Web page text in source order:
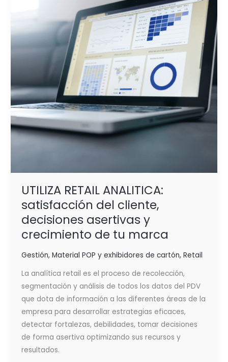
UTILIZA RETAIL ANALITICA:
satisfacción del cliente,
decisiones asertivas y
crecimiento de tu marca
Gestión, Material POP y exhibidores de cartón, Retail
La analítica retail es el proceso de recolección,
segmentación y análisis de todos los datos del PDV
que dota de información a las diferentes áreas de la
empresa para desarrollar estrategias eficaces,
detectar fortalezas, debilidades, tomar decisiones
de forma asertiva optimizando sus recursos y
resultados.
satisfacción
cliente,
decisiones
crecimiento
de
tu
marca